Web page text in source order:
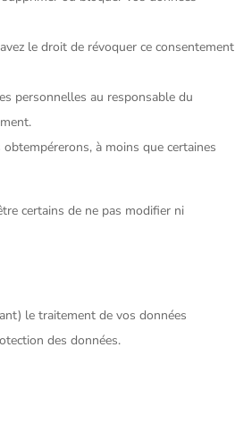
le droit de révoquer ce consentement
personnelles au responsable du
à moins que certaines
certains de ne pas modifier ni
le traitement de vos données
des données.